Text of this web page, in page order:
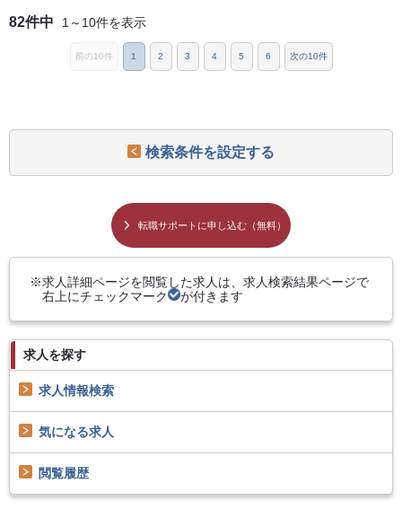
82件中 1～10件を表示
前の10件 1 2 3 4 5 6 次の10件
検索条件を設定する
転職サポートに申し込む（無料）
求人詳細ページを閲覧した求人は、求人検索結果ページで
右上にチェックマーク
が付きます
求人を探す
求人情報検索
気になる求人
閲覧履歴